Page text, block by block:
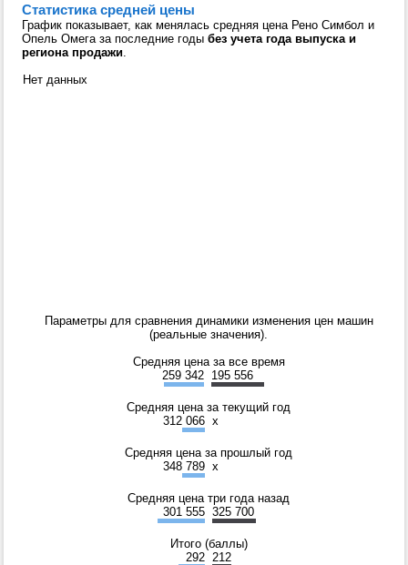
Статистика средней цены
График показывает, как менялась средняя цена Рено Симбол и
Опель Омега за последние годы без учета года выпуска и
региона продажи
Нет данных
Параметры для сравнения динамики изменения цен машин
(реальные значения).
Средняя цена за все время
259 342 195 556
Средняя цена за текущий год
312 066 x
Средняя цена за прошлый год
348 789 x
Средняя цена три года назад
301 555 325 700
Итого (баллы)
292 212